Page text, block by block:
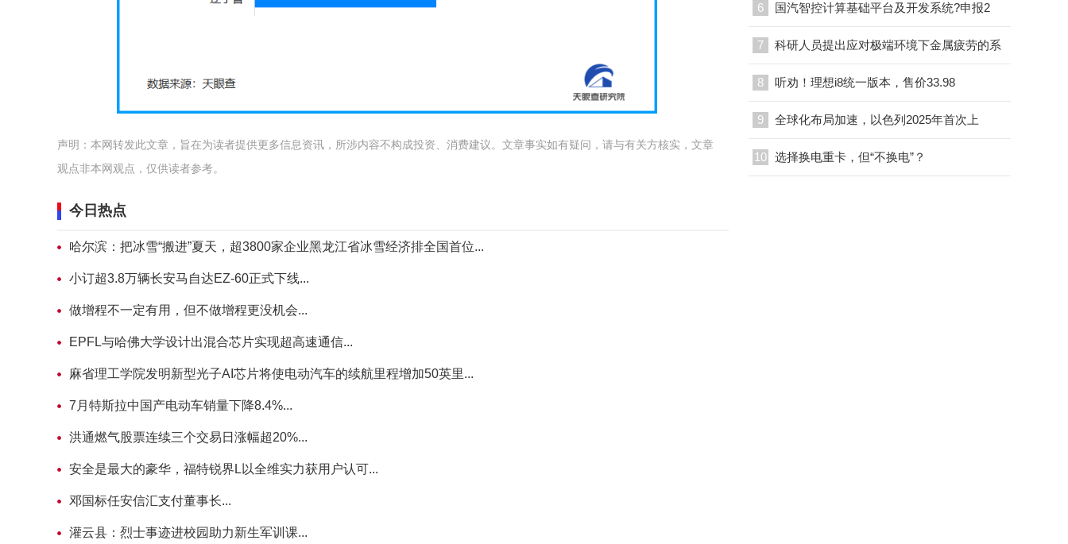
声明：本网转发此文章，旨在为读者提供更多信息资讯，所涉内容不构成投资、消费建议。文章事实如有疑问，请与有关方核实，文章
观点非本网观点，仅供读者参考。
今日热点
哈尔滨：把冰雪“搬进”夏天，超3800家企业黑龙江省冰雪经济排全国首位...
小订超3.8万辆长安马自达EZ-60正式下线...
做增程不一定有用，但不做增程更没机会...
EPFL与哈佛大学设计出混合芯片实现超高速通信...
麻省理工学院发明新型光子AI芯片将使电动汽车的续航里程增加50英里...
7月特斯拉中国产电动车销量下降8.4%...
洪通燃气股票连续三个交易日涨幅超20%...
安全是最大的豪华，福特锐界L以全维实力获用户认可...
邓国标任安信汇支付董事长...
灌云县：烈士事迹进校园助力新生军训课...
6 国汽智控计算基础平台及开发系统?申报2
7 科研人员提出应对极端环境下金属疲劳的系
8 听劝！理想i8统一版本，售价33.98
9 全球化布局加速，以色列2025年首次上
10 选择换电重卡，但“不换电”？